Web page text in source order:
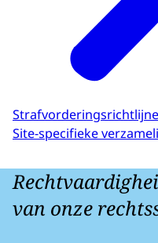
Site-specifieke
van onze